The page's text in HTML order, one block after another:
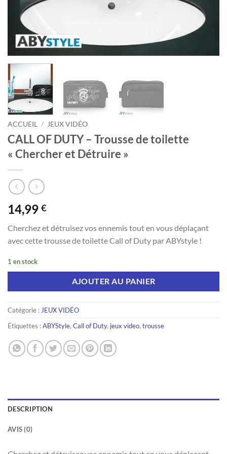
ACCUEIL / JEUX VIDÉO
CALL OF DUTY – Trousse de toilette
« Chercher et Détruire »
14,99 €
Cherchez et détruisez vos ennemis tout en vous déplaçant
avec cette trousse de toilette Call of Duty par ABYstyle !
1 en stock
AJOUTER AU PANIER
Catégorie : JEUX VIDÉO
Étiquettes :ABYStyle, Call of Duty, jeux video, trousse
DESCRIPTION
AVIS (0)